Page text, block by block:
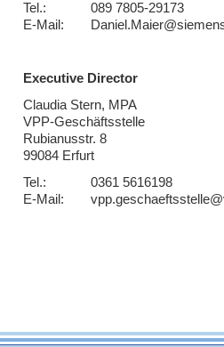
Tel.:
E-Mail:
089 7805-29173
Executive Director
Claudia Stern, MPA
VPP-Geschäftsstelle
Rubianusstr. 8
99084 Erfurt
Tel.:
E-Mail:
0361 5616198